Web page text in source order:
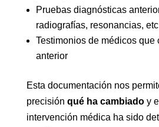
Pruebas diagnósticas
radiografías, resonancias,
Testimonios de médicos que
anterior
Esta documentación nos
precisión qué ha cambiadoy
intervención médica ha sido